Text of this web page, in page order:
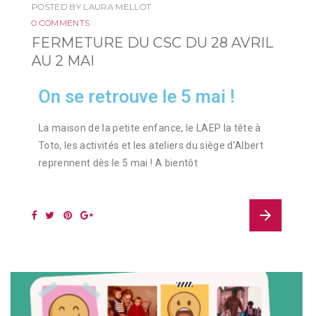
POSTED BY LAURA MELLOT
0 COMMENTS
FERMETURE DU CSC DU 28 AVRIL
AU 2 MAI
On se retrouve le 5 mai !
La maison de la petite enfance, le LAEP la tête à
Toto, les activités et les ateliers du siège d’Albert
reprennent dès le 5 mai ! A bientôt
arrow_forward